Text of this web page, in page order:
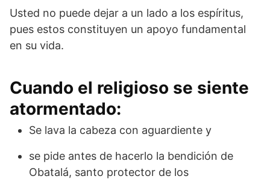
Usted no puede dejar a un lado a los espíritus,
pues estos constituyen un apoyo fundamental
en su vida.
Cuando el religioso se siente
atormentado:
Se lava la cabeza con aguardiente y
se pide antes de hacerlo la bendición de
Obatalá, santo protector de los